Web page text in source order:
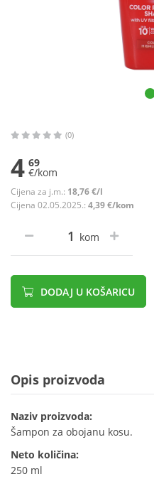
(0)
4 69
€/kom
Cijena za j.m.: 18,76 €/l
Cijena 02.05.2025.: 4,39 €/kom
kom
DODAJ U KOŠARICU
Opis proizvoda
Naziv proizvoda:
Šampon za obojanu kosu.
Neto količina:
250 ml